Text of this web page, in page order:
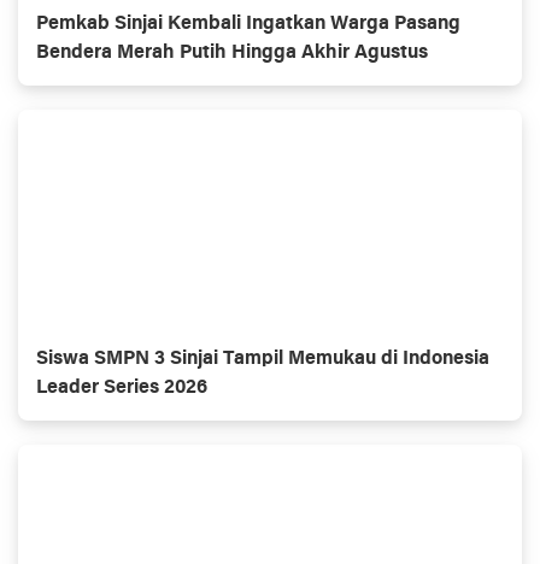
Pemkab Sinjai Kembali Ingatkan Warga Pasang
Bendera Merah Putih Hingga Akhir Agustus
Siswa SMPN 3 Sinjai Tampil Memukau di Indonesia
Leader Series 2026